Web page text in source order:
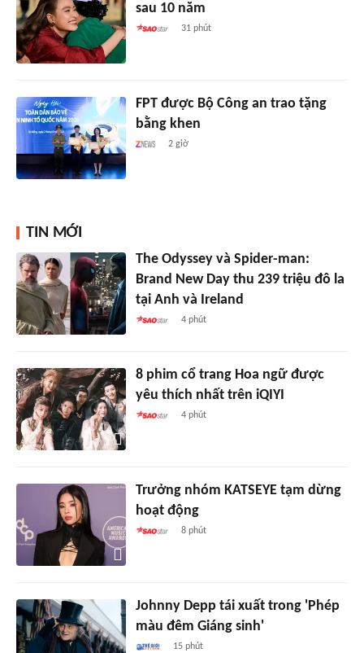
sau 10 năm
31 phút
FPT được Bộ Công an trao tặng
bằng khen
2 giờ
TIN MỚI
The Odyssey và Spider-man:
Brand New Day thu 239 triệu đô la
tại Anh và Ireland
4 phút
8 phim cổ trang Hoa ngữ được
yêu thích nhất trên iQIYI
4 phút
Trưởng nhóm KATSEYE tạm dừng
hoạt động
8 phút
Johnny Depp tái xuất trong 'Phép
màu đêm Giáng sinh'
15 phút